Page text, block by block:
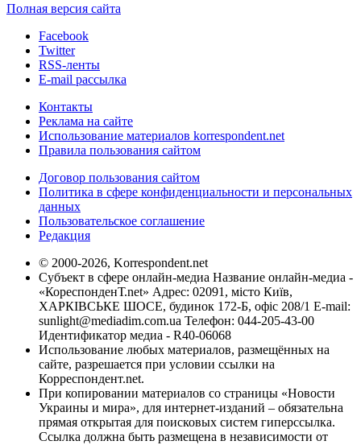
Полная версия сайта
Facebook
Twitter
RSS-ленты
E-mail рассылка
Контакты
Реклама на сайте
Использование материалов korrespondent.net
Правила пользования сайтом
Договор пользования сайтом
Политика в сфере конфиденциальности и персональных
данных
Пользовательское соглашение
Редакция
© 2000-2026, Korrespondent.net
Субъект в сфере онлайн-медиа Название онлайн-медиа -
«КореспонденТ.net» Адрес: 02091, місто Київ,
ХАРКІВСЬКЕ ШОСЕ, будинок 172-Б, офіс 208/1 E-mail:
sunlight@mediadim.com.ua Телефон: 044-205-43-00
Идентификатор медиа - R40-06068
Использование любых материалов, размещённых на
сайте, разрешается при условии ссылки на
Корреспондент.net.
При копировании материалов со страницы «Новости
Украины и мира», для интернет-изданий – обязательна
прямая открытая для поисковых систем гиперссылка.
Ссылка должна быть размещена в независимости от